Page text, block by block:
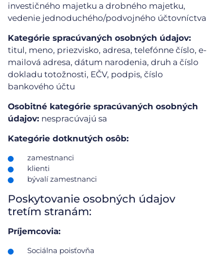
investičného majetku a drobného majetku,
vedenie jednoduchého/podvojného účtovníctva
Kategórie spracúvaných osobných údajov:
titul, meno, priezvisko, adresa, telefónne číslo, e-
mailová adresa, dátum narodenia, druh a číslo
dokladu totožnosti, EČV, podpis, číslo
bankového účtu
Osobitné kategórie spracúvaných osobných
údajov: nespracúvajú sa
Kategórie dotknutých osôb:
zamestnanci
klienti
bývalí zamestnanci
Poskytovanie osobných údajov
tretím stranám:
Príjemcovia:
Sociálna poisťovňa